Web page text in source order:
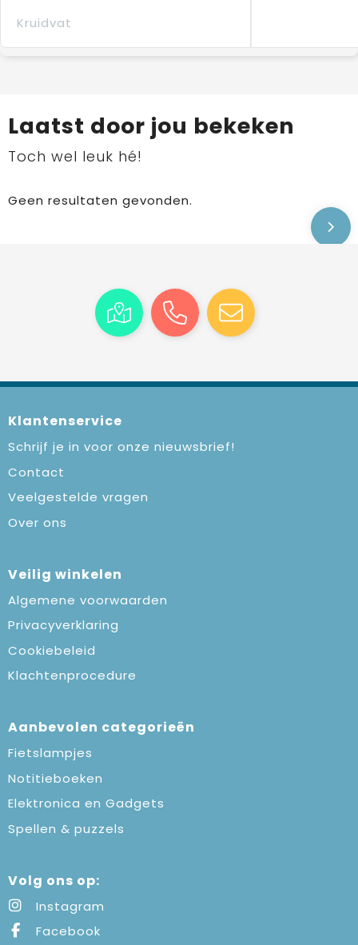
Kruidvat
Laatst door jou bekeken
Toch wel leuk hé!
Geen resultaten gevonden.
Klantenservice
Schrijf je in voor onze nieuwsbrief!
Contact
Veelgestelde vragen
Over ons
Veilig winkelen
Algemene voorwaarden
Privacyverklaring
Cookiebeleid
Klachtenprocedure
Aanbevolen categorieën
Fietslampjes
Notitieboeken
Elektronica en Gadgets
Spellen & puzzels
Volg ons op:
Instagram
Facebook